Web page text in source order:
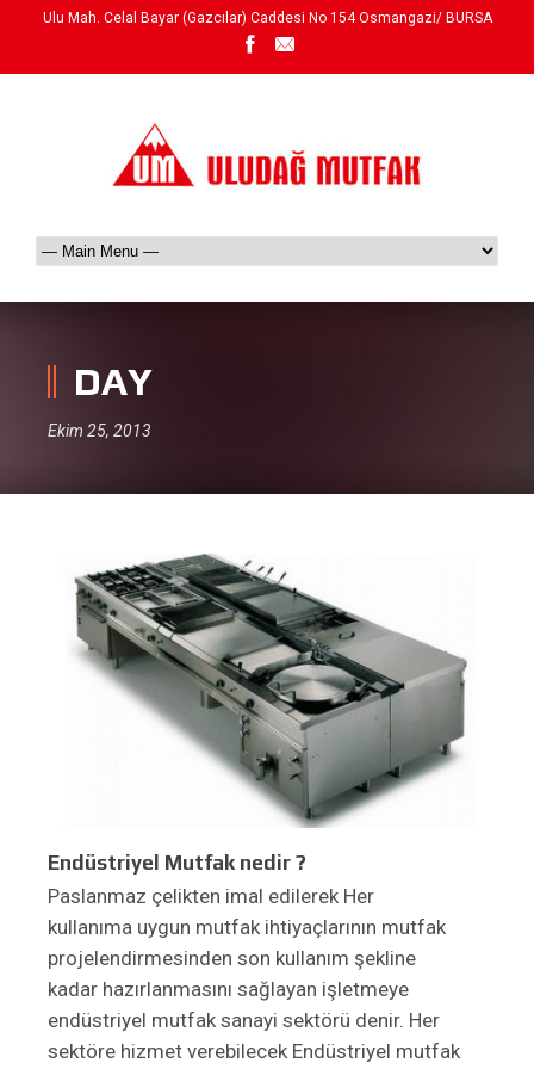
Ulu Mah. Celal Bayar (Gazcılar) Caddesi No 154 Osmangazi/ BURSA
DAY
Ekim 25, 2013
Endüstriyel Mutfak nedir ?
Paslanmaz çelikten imal edilerek Her
kullanıma uygun mutfak ihtiyaçlarının mutfak
projelendirmesinden son kullanım şekline
kadar hazırlanmasını sağlayan işletmeye
endüstriyel mutfak sanayi sektörü denir. Her
sektöre hizmet verebilecek Endüstriyel mutfak